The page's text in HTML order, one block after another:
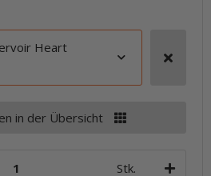
Heart
in der Übersicht
Stk.